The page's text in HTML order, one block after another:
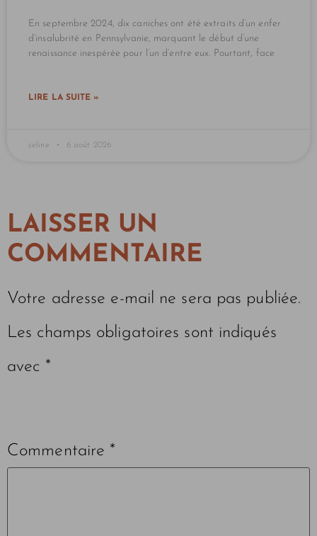
En septembre 2024, dix caniches ont été extraits d’un enfer
d’insalubrité en Pennsylvanie, marquant le début d’une
renaissance inespérée pour l’un d’entre eux. Pourtant, face
LIRE LA SUITE »
celine 6 août 2026
LAISSER UN
COMMENTAIRE
Votre adresse e-mail ne sera pas publiée.
Les champs obligatoires sont indiqués
avec *
Commentaire *